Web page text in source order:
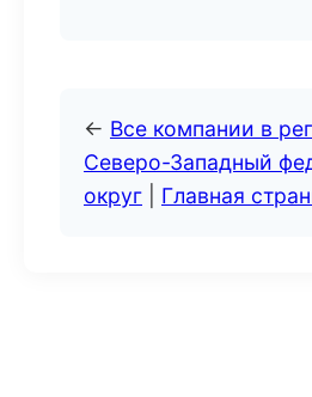
← Все компании в
Северо-Западный
округ
Главная